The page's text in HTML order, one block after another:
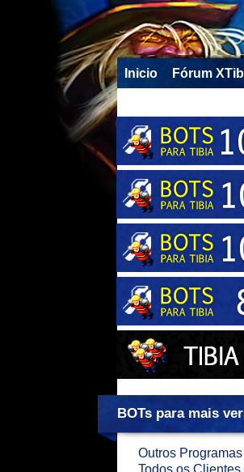
Inicio Fórum
BOTs para mais
Outros
Todos os Clientes